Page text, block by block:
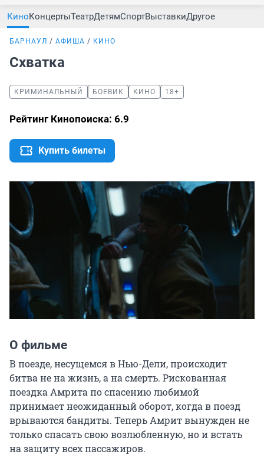
КиноКонцертыТеатрДетямСпортВыставкиДругое
БАРНАУЛ АФИША КИНО
Схватка
КРИМИНАЛЬНЫЙ БОЕВИК КИНО 18+
Рейтинг Кинопоиска: 6.9
Купить билеты
О фильме
В поезде, несущемся в Нью-Дели, происходит
битва не на жизнь, а на смерть. Рискованная
поездка Амрита по спасению любимой
принимает неожиданный оборот, когда в поезд
врываются бандиты. Теперь Амрит вынужден не
только спасать свою возлюбленную, но и встать
на защиту всех пассажиров.